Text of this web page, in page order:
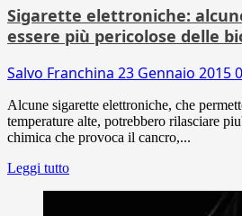
Sigarette elettroniche:
essere più pericolose delle
Salvo Franchina 23 Gennaio 20150
Alcune sigarette elettroniche, che
temperature alte, potrebbero rilasciare
chimica che provoca il cancro,...
Leggi tutto